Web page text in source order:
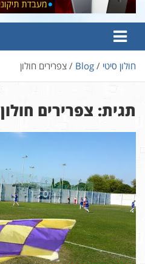
חולון סיטי Blog צפרירים חולון
תגית: צפרירים חולון